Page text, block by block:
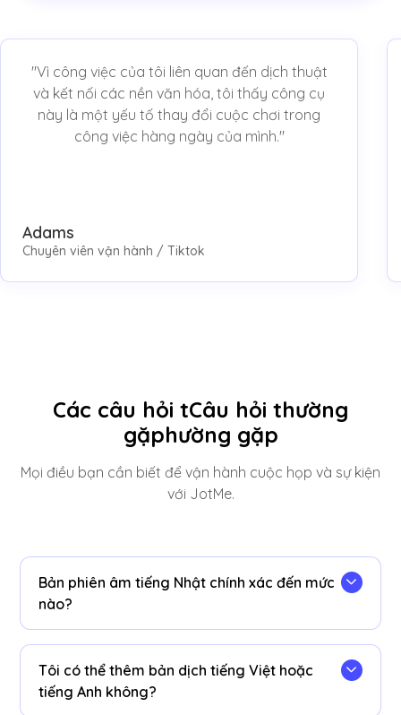
"Vì công việc của tôi liên quan đến dịch thuật
và kết nối các nền văn hóa, tôi thấy công cụ
này là một yếu tố thay đổi cuộc chơi trong
công việc hàng ngày của mình."
Adams
Chuyên viên vận hành / Tiktok
Các câu hỏi tCâu hỏi thường
gặphường gặp
Mọi điều bạn cần biết để vận hành cuộc họp và sự kiện
với JotMe.
Bản phiên âm tiếng Nhật chính xác đến mức
nào?
cảnh, nhờ đó kính ngữ (keigo), chủ ngữ bị lược
bỏ, tên riêng và chữ kanji đều được ghi lại chính
xác trong bản phiên âm.
Tôi có thể thêm bản dịch tiếng Việt hoặc
tiếng Anh không?